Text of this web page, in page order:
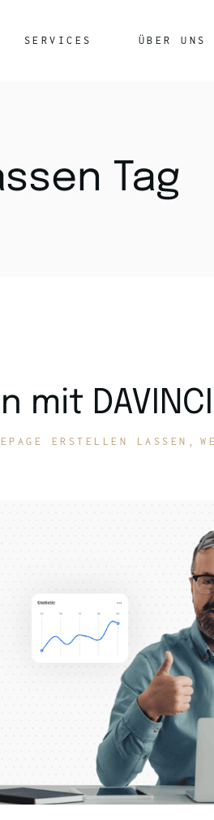
SERVICES
Securepoint
ÜBER UNS
Tag
ERSTELLEN LASSEN